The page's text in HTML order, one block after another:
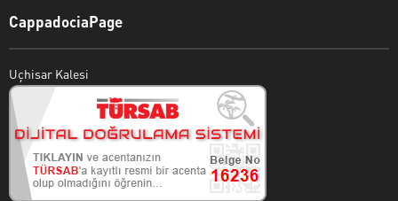
CappadociaPage
Uçhisar Kalesi